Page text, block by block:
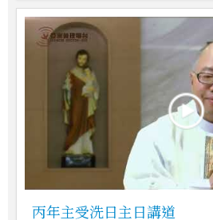
丙年主受洗日主日講道